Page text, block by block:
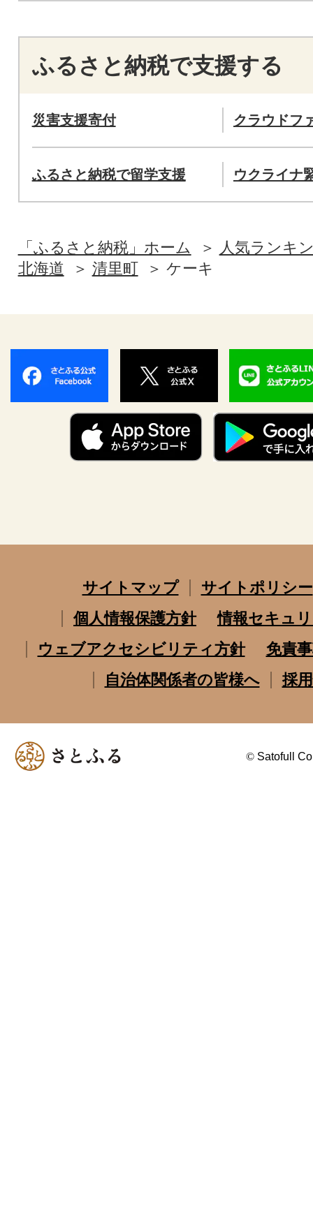
ふるさと納税で支援する
災害支援寄付 クラウドフ
ふるさと納税で留学支援 ウクライナ
「ふるさと納税」ホーム
人気ランキ
北海道
清里町 ケーキ
サイトマップ
サイトポリシー
個人情報保護方針
情報セキュ
ウェブアクセシビリティ方針
免責
自治体関係者の皆様へ
採
© Satofull